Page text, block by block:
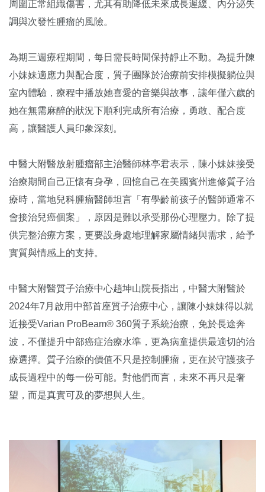
周圍正常組織傷害，尤其有助降低未來成長遲緩、內分泌失
調與次發性腫瘤的風險。
為期三週療程期間，每日需長時間保持靜止不動。為提升陳
小妹妹適應力與配合度，質子團隊於治療前安排模擬躺位與
室內體驗，療程中播放她喜愛的音樂與故事，讓年僅六歲的
她在無需麻醉的狀況下順利完成所有治療，勇敢、配合度
高，讓醫護人員印象深刻。
中醫大附醫放射腫瘤部主治醫師林亭君表示，陳小妹妹接受
治療期間自己正懷有身孕，回憶自己在美國賓州進修質子治
療時，當地兒科腫瘤醫師坦言「有學齡前孩子的醫師通常不
會接治兒癌個案」，原因是難以承受那份心理壓力。除了提
供完整治療方案，更要設身處地理解家屬情緒與需求，給予
實質與情感上的支持。
中醫大附醫質子治療中心趙坤山院長指出，中醫大附醫於
2024年7月啟用中部首座質子治療中心，讓陳小妹妹得以就
近接受Varian ProBeam® 360質子系統治療，免於長途奔
波，不僅提升中部癌症治療水準，更為病童提供最適切的治
療選擇。質子治療的價值不只是控制腫瘤，更在於守護孩子
成長過程中的每一份可能。對他們而言，未來不再只是奢
望，而是真實可及的夢想與人生。